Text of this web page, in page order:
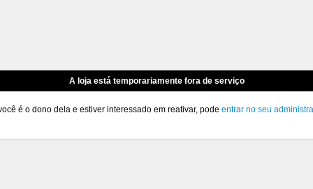
A loja está temporariamente fora de serviço
é o dono dela e estiver interessado em reativar, pode entrar no seu